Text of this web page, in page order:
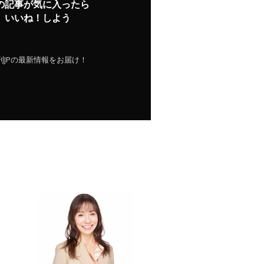
記事が気に入ったら
いいね！しよう
JPの最新情報をお届け！